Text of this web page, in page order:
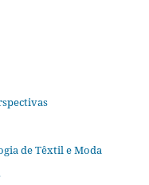
de Têxtil e Moda